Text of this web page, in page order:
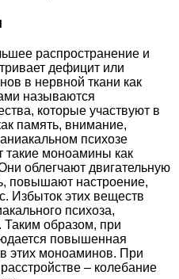
распространение и
дефицит или
в нервной ткани как
называются
которые участвуют в
память, внимание,
психозе
такие моноамины как
облегчают двигательную
повышают настроение,
Избыток этих веществ
психоза,
Таким образом, при
повышенная
этих моноаминов. При
– колебание